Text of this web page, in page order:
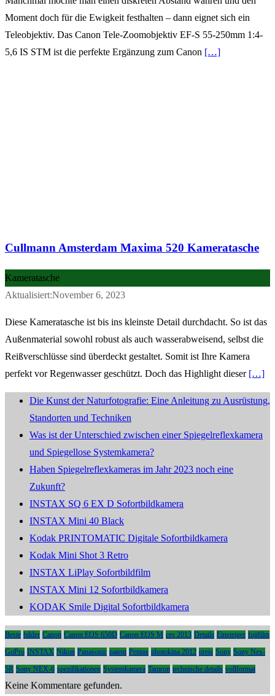
Moment doch für die Ewigkeit festhalten – dann eignet sich ein
Teleobjektiv. Das Canon Tele-Zoomobjektiv EF-S 55-250mm 1:4-
5,6 IS STM ist die perfekte Ergänzung zum Canon […]
Cullmann Amsterdam Maxima 520 Kameratasche
Kameratasche
Aktualisiert:November 6, 2023
Diese Kameratasche ist bis ins kleinste Detail durchdacht. So ist das
Außenmaterial sowohl robust als auch wasserabweisend, selbst die
Reißverschlüsse sind überdeckt gestaltet. Somit ist Ihre Kamera
perfekt vor Regenwasser geschützt. Doch das Highlight dieser […]
Die Kunst der Naturfotografie: Eine Anleitung zu Ausrüstung,
Standorten und Techniken
Was ist der Unterschied zwischen einer Spiegelreflexkamera
und Spiegellose Systemkamera?
Haben Spiegelreflexkameras im Jahr 2023 noch eine
Zukunft?
INSTAX SQ 6 EX D Sofortbildkamera
INSTAX Mini 40 Black
Kodak PRINTOMATIC Digitale Sofortbildkamera
Kodak Mini Shot 3 Retro
INSTAX LiPlay Sofortbildfilm
INSTAX Mini 12 Sofortbildkamera
KODAK Smile Digital Sofortbildkamera
Beste bilder Canon Canon EOS 650D Canon EOS M ces 2013 Details Einsteiger fujifilm
GoPro INSTAX Nikon Panasonic patent Pentax photokina 2012 preis Sony Sony Nex-
5R Sony NEX-6 spezifikationen Systemkamera Tamron technische details vollformat
Keine Kommentare gefunden.